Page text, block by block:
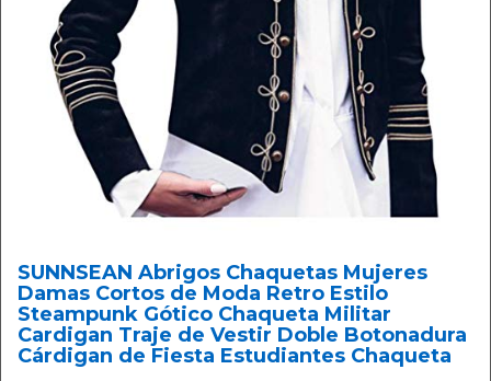
SUNNSEAN Abrigos Chaquetas Mujeres
Damas Cortos de Moda Retro Estilo
Steampunk Gótico Chaqueta Militar
Cardigan Traje de Vestir Doble Botonadura
Cárdigan de Fiesta Estudiantes Chaqueta